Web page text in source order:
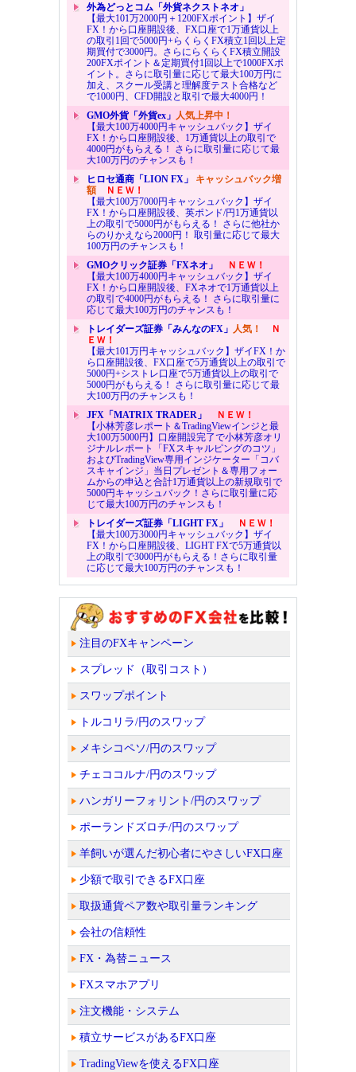
外為どっとコム「外貨ネクストネオ」
【最大101万2000円＋1200FXポイント】ザイ
FX！から口座開設後、FX口座で1万通貨以上
の取引1回で5000円+らくらくFX積立1回以上定
期買付で3000円。さらにらくらくFX積立開設
200FXポイント＆定期買付1回以上で1000FXポ
イント。さらに取引量に応じて最大100万円に
加え、スクール受講と理解度テスト合格など
で1000円、CFD開設と取引で最大4000円！
GMO外貨「外貨ex」 人気上昇中！
【最大100万4000円キャッシュバック】ザイ
FX！から口座開設後、1万通貨以上の取引で
4000円がもらえる！ さらに取引量に応じて最
大100万円のチャンスも！
ヒロセ通商「LION FX」 キャッシュバック増
額ＮＥＷ！
【最大100万7000円キャッシュバック】ザイ
FX！から口座開設後、英ポンド/円1万通貨以
上の取引で5000円がもらえる！ さらに他社か
らのりかえなら2000円！ 取引量に応じて最大
100万円のチャンスも！
GMOクリック証券「FXネオ」
ＮＥＷ！
【最大100万4000円キャッシュバック】ザイ
FX！から口座開設後、FXネオで1万通貨以上
の取引で4000円がもらえる！ さらに取引量に
応じて最大100万円のチャンスも！
トレイダーズ証券「みんなのFX」 人気！
Ｎ
ＥＷ！
【最大101万円キャッシュバック】ザイFX！か
ら口座開設後、FX口座で5万通貨以上の取引で
5000円+シストレ口座で5万通貨以上の取引で
5000円がもらえる！ さらに取引量に応じて最
大100万円のチャンスも！
JFX「MATRIX TRADER」
ＮＥＷ！
【小林芳彦レポート＆TradingViewインジと最
大100万5000円】口座開設完了で小林芳彦オリ
ジナルレポート「FXスキャルピングのコツ」
およびTradingView専用インジケーター「コバ
スキャインジ」当日プレゼント＆専用フォー
ムからの申込と合計1万通貨以上の新規取引で
5000円キャッシュバック！さらに取引量に応
じて最大100万円のチャンスも！
トレイダーズ証券「LIGHT FX」
ＮＥＷ！
【最大100万3000円キャッシュバック】ザイ
FX！から口座開設後、LIGHT FXで5万通貨以
上の取引で3000円がもらえる！さらに取引量
に応じて最大100万円のチャンスも！
注目のFXキャンペーン
スプレッド（取引コスト）
スワップポイント
トルコリラ/円のスワップ
メキシコペソ/円のスワップ
チェココルナ/円のスワップ
ハンガリーフォリント/円のスワップ
ポーランドズロチ/円のスワップ
羊飼いが選んだ初心者にやさしいFX口座
少額で取引できるFX口座
取扱通貨ペア数や取引量ランキング
会社の信頼性
FX・為替ニュース
FXスマホアプリ
注文機能・システム
積立サービスがあるFX口座
TradingViewを使えるFX口座